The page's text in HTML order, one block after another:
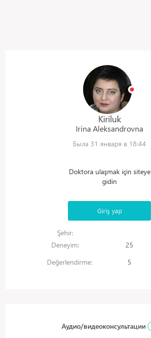
Kiriluk
Irina Aleksandrovna
Была 31 января в 18:44
Doktora ulaşmak için siteye
gidin
Giriş yap
Şehir:
Deneyim:
25
Değerlendirme:
5
Аудио/видеоконсультации